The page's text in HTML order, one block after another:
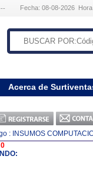
Fecha: 08-08-2026
Acerca de
: INSUMOS
0